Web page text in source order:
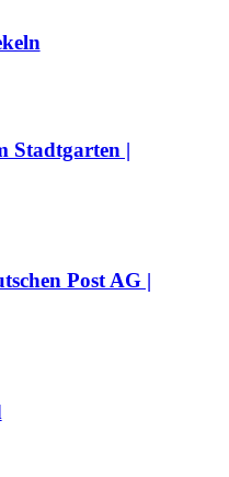
Stadtgarten |
Post AG |